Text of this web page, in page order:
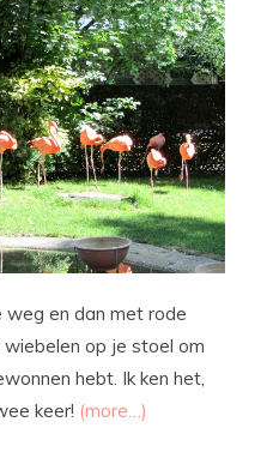
weg en dan met rode
op je stoel om
hebt. Ik ken het,
keer! (more…)